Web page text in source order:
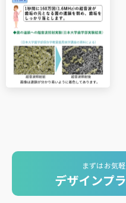
まずはお気
デザインプ